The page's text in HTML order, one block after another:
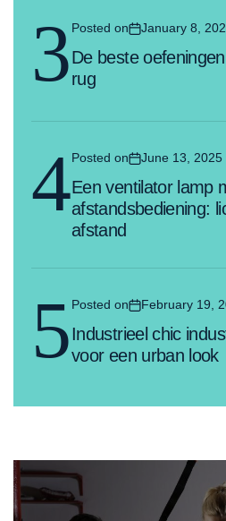
3 Posted on January 8,
De beste
rug
4Posted on June 13, 2025
Een ventilator lamp
afstandsbediening:
afstand
5 Posted on February 19,
Industrieel chic
voor een urban look